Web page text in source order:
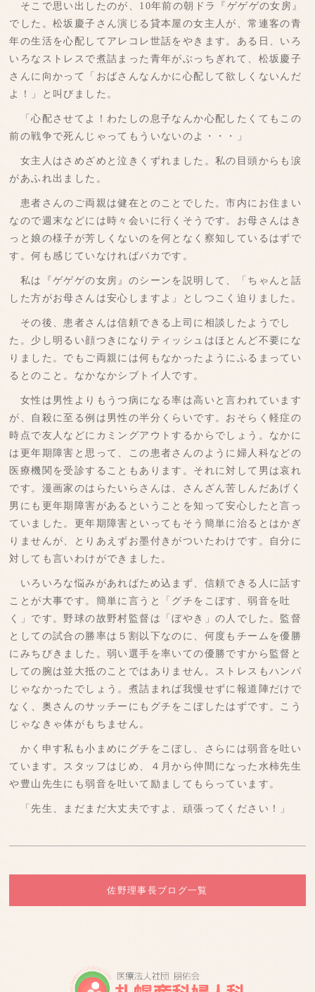
そこで思い出したのが、10年前の朝ドラ『ゲゲゲの女房』
でした。松坂慶子さん演じる貸本屋の女主人が、常連客の青
年の生活を心配してアレコレ世話をやきます。ある日、いろ
いろなストレスで煮詰まった青年がぶっちぎれて、松坂慶子
さんに向かって「おばさんなんかに心配して欲しくないんだ
よ！」と叫びました。
「心配させてよ！わたしの息子なんか心配したくてもこの
前の戦争で死んじゃってもういないのよ・・・」
女主人はさめざめと泣きくずれました。私の目頭からも涙
があふれ出ました。
患者さんのご両親は健在とのことでした。市内にお住まい
なので週末などには時々会いに行くそうです。お母さんはき
っと娘の様子が芳しくないのを何となく察知しているはずで
す。何も感じていなければバカです。
私は『ゲゲゲの女房』のシーンを説明して、「ちゃんと話
した方がお母さんは安心しますよ」としつこく迫りました。
その後、患者さんは信頼できる上司に相談したようでし
た。少し明るい顔つきになりティッシュはほとんど不要にな
りました。でもご両親には何もなかったようにふるまってい
るとのこと。なかなかシブトイ人です。
女性は男性よりもうつ病になる率は高いと言われています
が、自殺に至る例は男性の半分くらいです。おそらく軽症の
時点で友人などにカミングアウトするからでしょう。なかに
は更年期障害と思って、この患者さんのように婦人科などの
医療機関を受診することもあります。それに対して男は哀れ
です。漫画家のはらたいらさんは、さんざん苦しんだあげく
男にも更年期障害があるということを知って安心したと言っ
ていました。更年期障害といってもそう簡単に治るとはかぎ
りませんが、とりあえずお墨付きがついたわけです。自分に
対しても言いわけができました。
いろいろな悩みがあればため込まず、信頼できる人に話す
ことが大事です。簡単に言うと「グチをこぼす、弱音を吐
く」です。野球の故野村監督は「ぼやき」の人でした。監督
としての試合の勝率は５割以下なのに、何度もチームを優勝
にみちびきました。弱い選手を率いての優勝ですから監督と
しての腕は並大抵のことではありません。ストレスもハンパ
じゃなかったでしょう。煮詰まれば我慢せずに報道陣だけで
なく、奥さんのサッチーにもグチをこぼしたはずです。こう
じゃなきゃ体がもちません。
かく申す私も小まめにグチをこぼし、さらには弱音を吐い
ています。スタッフはじめ、４月から仲間になった水柿先生
や豊山先生にも弱音を吐いて励ましてもらっています。
「先生、まだまだ大丈夫ですよ、頑張ってください！」
佐野理事長ブログ一覧